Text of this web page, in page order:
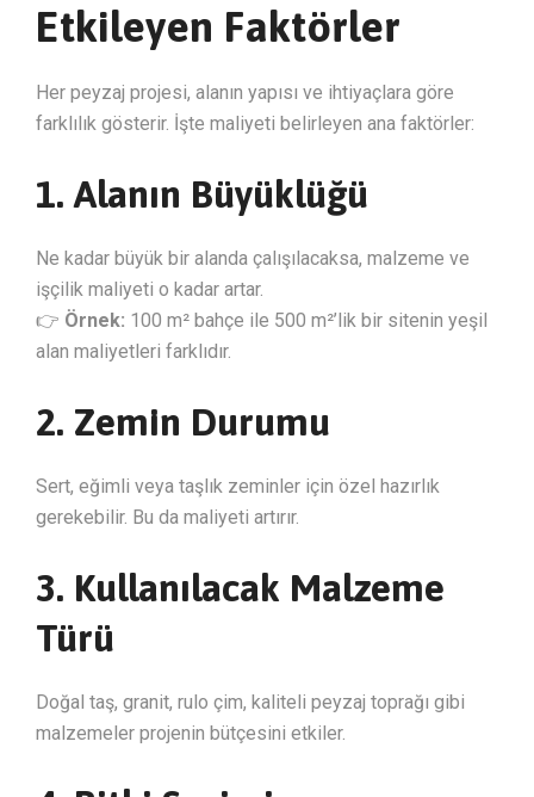
Etkileyen Faktörler
Her peyzaj projesi, alanın yapısı ve ihtiyaçlara göre
farklılık gösterir. İşte maliyeti belirleyen ana faktörler:
1. Alanın Büyüklüğü
Ne kadar büyük bir alanda çalışılacaksa, malzeme ve
işçilik maliyeti o kadar artar.
👉 Örnek: 100 m² bahçe ile 500 m²’lik bir sitenin yeşil
alan maliyetleri farklıdır.
2. Zemin Durumu
Sert, eğimli veya taşlık zeminler için özel hazırlık
gerekebilir. Bu da maliyeti artırır.
3. Kullanılacak Malzeme
Türü
Doğal taş, granit, rulo çim, kaliteli peyzaj toprağı gibi
malzemeler projenin bütçesini etkiler.